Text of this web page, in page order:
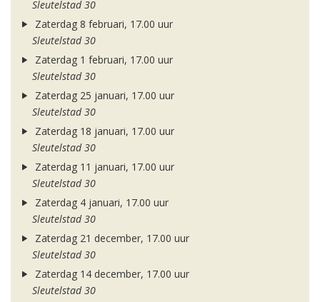
Sleutelstad 30
Zaterdag 8 februari, 17.00 uur
Sleutelstad 30
Zaterdag 1 februari, 17.00 uur
Sleutelstad 30
Zaterdag 25 januari, 17.00 uur
Sleutelstad 30
Zaterdag 18 januari, 17.00 uur
Sleutelstad 30
Zaterdag 11 januari, 17.00 uur
Sleutelstad 30
Zaterdag 4 januari, 17.00 uur
Sleutelstad 30
Zaterdag 21 december, 17.00 uur
Sleutelstad 30
Zaterdag 14 december, 17.00 uur
Sleutelstad 30